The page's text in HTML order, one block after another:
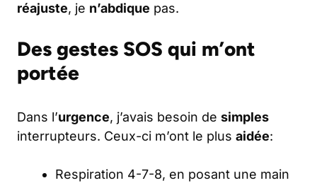
réajuste, je n’abdique pas.
Des gestes SOS qui m’ont
portée
Dans l’urgence, j’avais besoin de simples
interrupteurs. Ceux-ci m’ont le plus aidée:
Respiration 4-7-8, en posant une main